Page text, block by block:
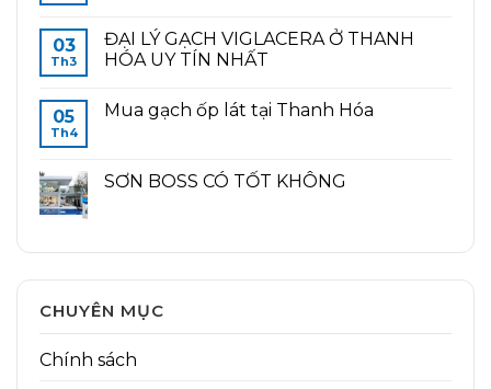
03
Th3
ĐẠI LÝ GẠCH VIGLACERA Ở THANH
HÓA UY TÍN NHẤT
05
Th4
Mua gạch ốp lát tại Thanh Hóa
SƠN BOSS CÓ TỐT KHÔNG
CHUYÊN MỤC
Chính sách